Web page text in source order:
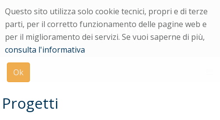
Questo sito utilizza solo cookie tecnici, propri e di terze
parti, per il corretto funzionamento delle pagine web e
per il miglioramento dei servizi. Se vuoi saperne di più,
consulta l'informativa
Ok
Menu
di
navigazione
Modulo
ricerca
su
uniPi
Progetti